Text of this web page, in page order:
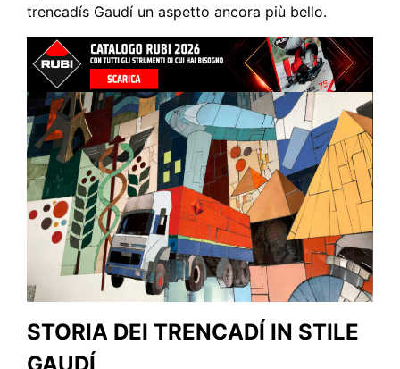
trencadís Gaudí un aspetto ancora più bello.
STORIA DEI TRENCADÍ IN STILE
GAUDÍ